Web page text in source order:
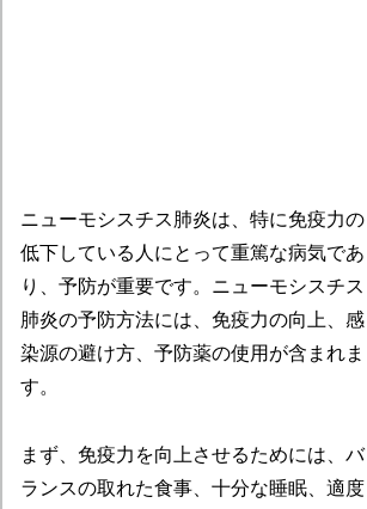
ニューモシスチス肺炎は、特に免疫力の
低下している人にとって重篤な病気であ
り、予防が重要です。ニューモシスチス
肺炎の予防方法には、免疫力の向上、感
染源の避け方、予防薬の使用が含まれま
す。
まず、免疫力を向上させるためには、バ
ランスの取れた食事、十分な睡眠、適度